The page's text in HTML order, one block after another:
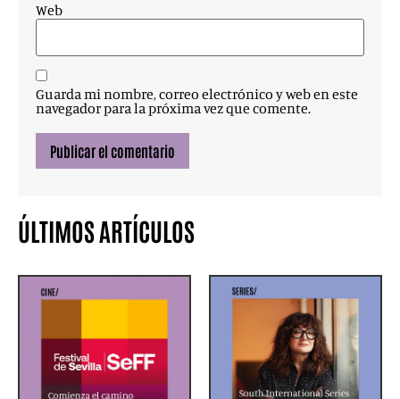
Web
Guarda mi nombre, correo electrónico y web en este
navegador para la próxima vez que comente.
ÚLTIMOS ARTÍCULOS